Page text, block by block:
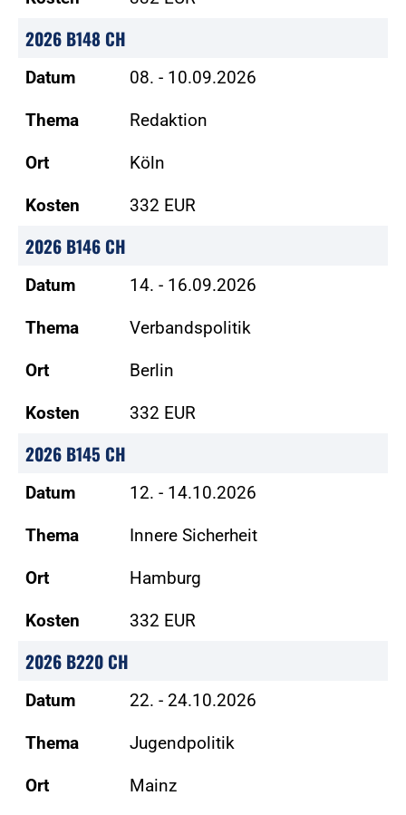
2026 B148 CH
Datum 08. - 10.09.2026
Thema Redaktion
Ort Köln
Kosten 332 EUR
2026 B146 CH
Datum 14. - 16.09.2026
Thema Verbandspolitik
Ort Berlin
Kosten 332 EUR
2026 B145 CH
Datum 12. - 14.10.2026
Thema Innere Sicherheit
Ort Hamburg
Kosten 332 EUR
2026 B220 CH
Datum 22. - 24.10.2026
Thema Jugendpolitik
Ort Mainz